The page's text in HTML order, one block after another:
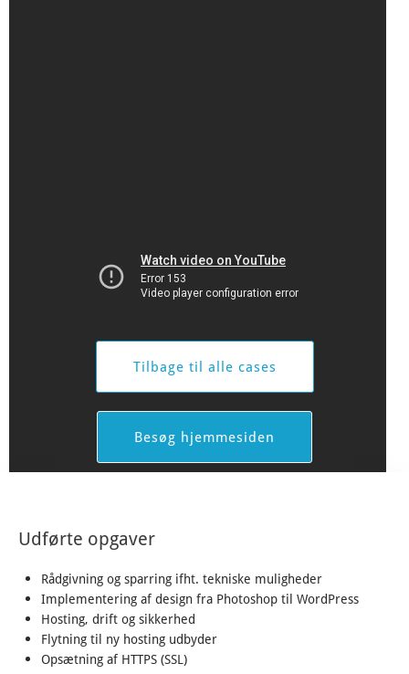
Tilbage til alle cases
Besøg hjemmesiden
Udførte opgaver
Rådgivning og sparring ifht. tekniske muligheder
Implementering af design fra Photoshop til WordPress
Hosting, drift og sikkerhed
Flytning til ny hosting udbyder
Opsætning af HTTPS (SSL)